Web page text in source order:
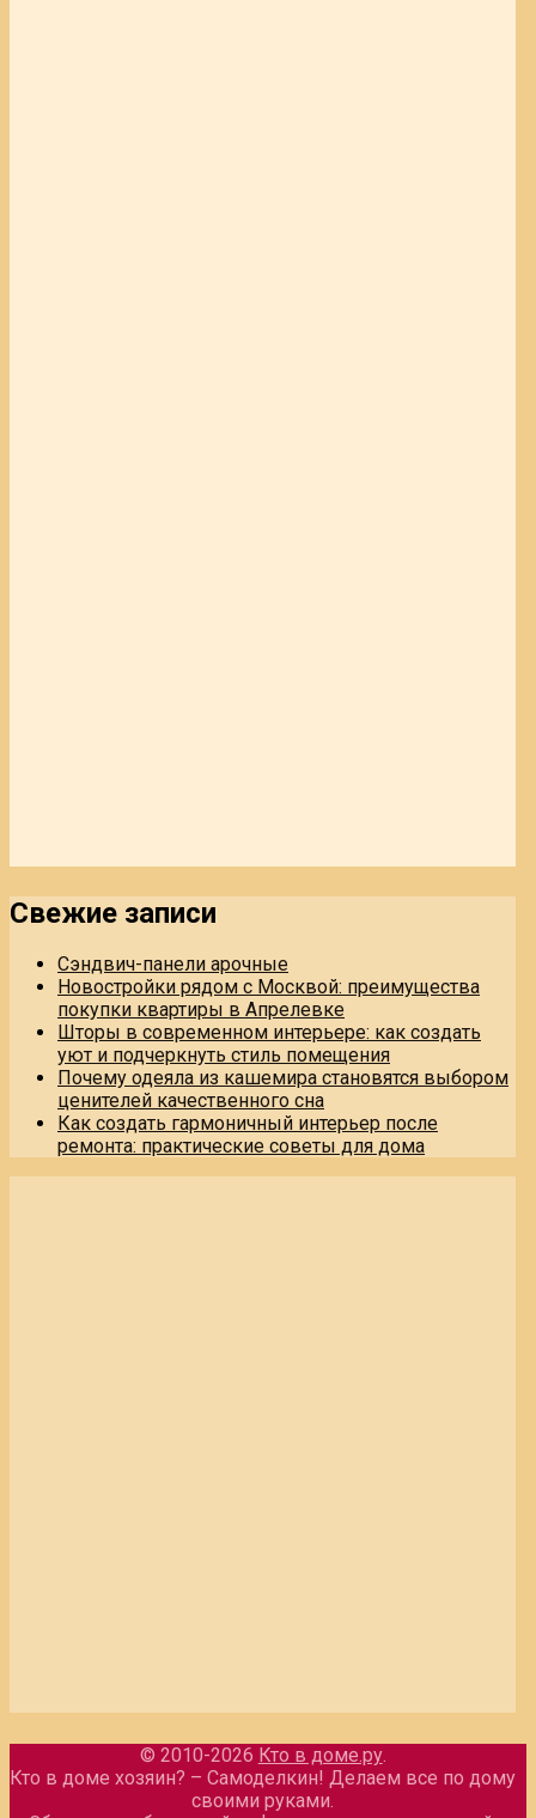
Свежие записи
Сэндвич-панели арочные
Новостройки рядом с Москвой: преимущества
покупки квартиры в Апрелевке
Шторы в современном интерьере: как создать
уют и подчеркнуть стиль помещения
Почему одеяла из кашемира становятся выбором
ценителей качественного сна
Как создать гармоничный интерьер после
ремонта: практические советы для дома
© 2010-2026 Кто в доме.ру.
Кто в доме хозяин? – Самоделкин! Делаем все по дому
своими руками.